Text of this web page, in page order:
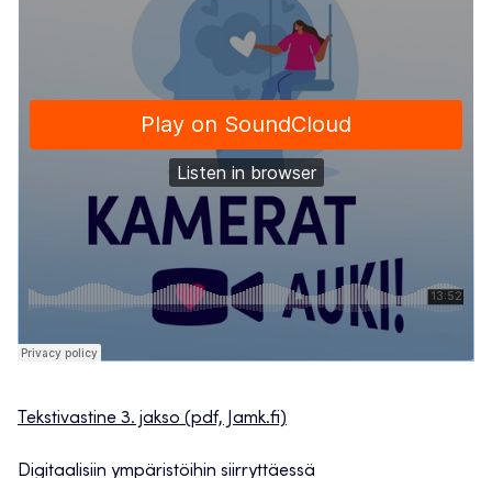
Tekstivastine 3. jakso (pdf, Jamk.fi)
Digitaalisiin ympäristöihin siirryttäessä